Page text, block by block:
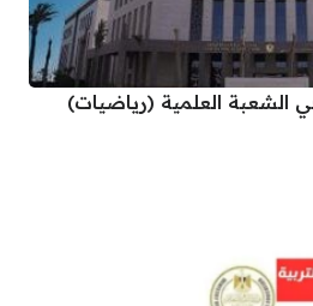
الشعبة العلمية (رياضيات)